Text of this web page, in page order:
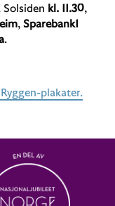
kl. 11.30,
, Sparebank1
.
plakater.